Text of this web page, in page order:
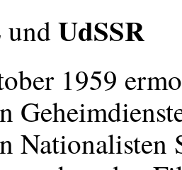
undUdSSR
1959
Nationalisten